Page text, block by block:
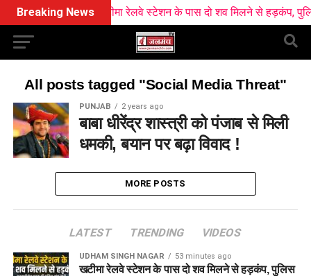
Breaking Newsखटीमा रेलवे स्टेशन के पास दो शव मिलने से हड़कंप, पुलिस
All posts tagged "Social Media Threat"
PUNJAB 2 years ago
बाबा धीरेंद्र शास्त्री को पंजाब से मिली
धमकी, बयान पर बढ़ा विवाद !
MORE POSTS
LATEST TRENDING VIDEOS
UDHAM SINGH NAGAR 53 minutes ago
खटीमा रेलवे स्टेशन के पास दो शव मिलने से हड़कंप, पुलिस